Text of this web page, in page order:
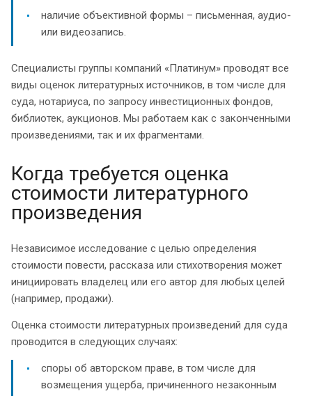
наличие объективной формы – письменная, аудио-
или видеозапись.
Специалисты группы компаний «Платинум» проводят все
виды оценок литературных источников, в том числе для
суда, нотариуса, по запросу инвестиционных фондов,
библиотек, аукционов. Мы работаем как с законченными
произведениями, так и их фрагментами.
Когда требуется оценка
стоимости литературного
произведения
Независимое исследование с целью определения
стоимости повести, рассказа или стихотворения может
инициировать владелец или его автор для любых целей
(например, продажи).
Оценка стоимости литературных произведений для суда
проводится в следующих случаях:
споры об авторском праве, в том числе для
возмещения ущерба, причиненного незаконным